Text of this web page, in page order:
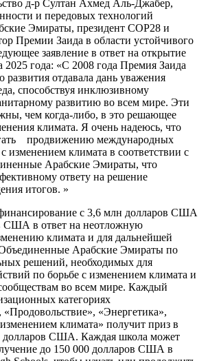
д-р Султан Ахмед Аль-Джабер,
и передовых технологий
Эмираты, президент COP28 и
Премии Заида в области устойчивого
заявление в ответ на открытие
2025 года: «С 2008 года Премия Заида
развития отдавала дань уважения
способствуя инклюзивному
развитию во всем мире. Эти
чем когда-либо, в это решающее
климата. Я очень надеюсь, что
продвижению международных
изменением климата в соответствии с
Арабские Эмираты, что
ответу на решение
итогов. »
с 3,6 млн долларов США
США в ответ на неотложную
климата и для дальнейшей
Арабские Эмираты по
решений, необходимых для
по борьбе с изменением климата и
во всем мире. Каждый
категориях
«Продовольствие», «Энергетика»,
климата» получит приз в
долларов США. Каждая школа может
до 150 000 долларов США в